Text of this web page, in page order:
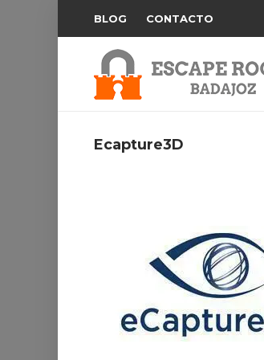
BLOG CONTACTO
Ecapture3D